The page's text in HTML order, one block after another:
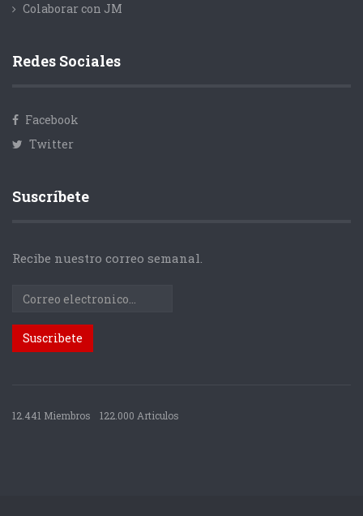
Colaborar con JM
Redes Sociales
Facebook
Twitter
Suscríbete
Recibe nuestro correo semanal.
12.441 Miembros 122.000 Articulos